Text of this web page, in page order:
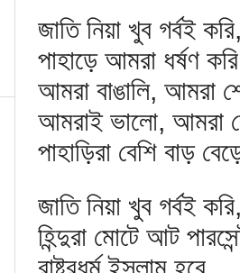
জাতি নিয়া খুব গর্বই
পাহাড়ে আমরা ধর্ষণ
আমরা বাঙালি, আমরা
আমরাই ভালো, আমরা
পাহাড়িরা বেশি বাড়
জাতি নিয়া খুব গর্বই
হিন্দুরা মোটে আট